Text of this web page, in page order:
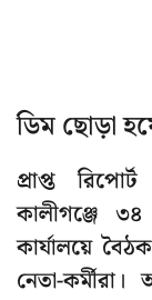
ডিম ছোড়া
প্রাপ্ত
কালীগঞ্জে
কার্যালয়ে
নেতা-